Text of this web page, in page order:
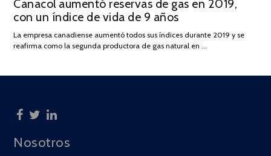
ON
DE
JULIO
2025
Canacol aumentó reservas de gas en 2019,
con un índice de vida de 9 años
La empresa canadiense aumentó todos sus índices durante 2019 y se
reafirma como la segunda productora de gas natural en …
Nosotros